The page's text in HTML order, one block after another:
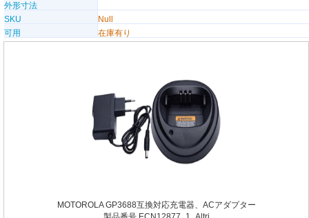
外形寸法
SKU
Null
可用
在庫有り
MOTOROLA GP3688互換対応充電器、ACアダプター